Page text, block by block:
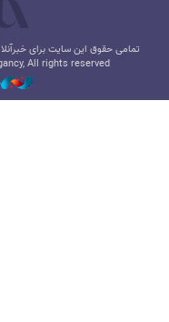
تمامی حقوق این سایت برای
All rights reserved